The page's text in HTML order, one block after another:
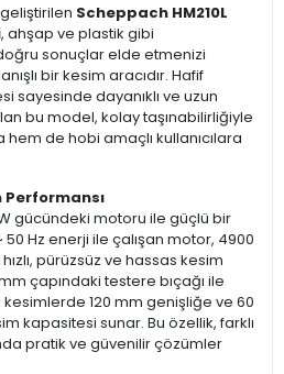
Scheppach HM210L
, ahşap ve plastik gibi
sonuçlar elde etmenizi
bir kesim aracıdır. Hafif
sayesinde dayanıklı ve uzun
bu model, kolay taşınabilirliğiyle
de hobi amaçlı kullanıcılara
Performansı
gücündeki motoru ile güçlü bir
Hz enerji ile çalışan motor, 4900
pürüzsüz ve hassas kesim
çapındaki testere bıçağı ile
120 mm genişliğe ve 60
kapasitesi sunar. Bu özellik, farklı
pratik ve güvenilir çözümler